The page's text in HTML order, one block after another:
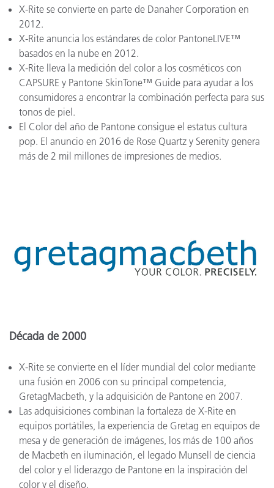
X-Rite se convierte en parte de Danaher Corporation en
2012.
X-Rite anuncia los estándares de color PantoneLIVE™
basados en la nube en 2012.
X-Rite lleva la medición del color a los cosméticos con
CAPSURE y Pantone SkinTone™ Guide para ayudar a los
consumidores a encontrar la combinación perfecta para sus
tonos de piel.
El Color del año de Pantone consigue el estatus cultura
pop. El anuncio en 2016 de Rose Quartz y Serenity genera
más de 2 mil millones de impresiones de medios.
Década de 2000
X-Rite se convierte en el líder mundial del color mediante
una fusión en 2006 con su principal competencia,
GretagMacbeth, y la adquisición de Pantone en 2007.
Las adquisiciones combinan la fortaleza de X-Rite en
equipos portátiles, la experiencia de Gretag en equipos de
mesa y de generación de imágenes, los más de 100 años
de Macbeth en iluminación, el legado Munsell de ciencia
del color y el liderazgo de Pantone en la inspiración del
color y el diseño.